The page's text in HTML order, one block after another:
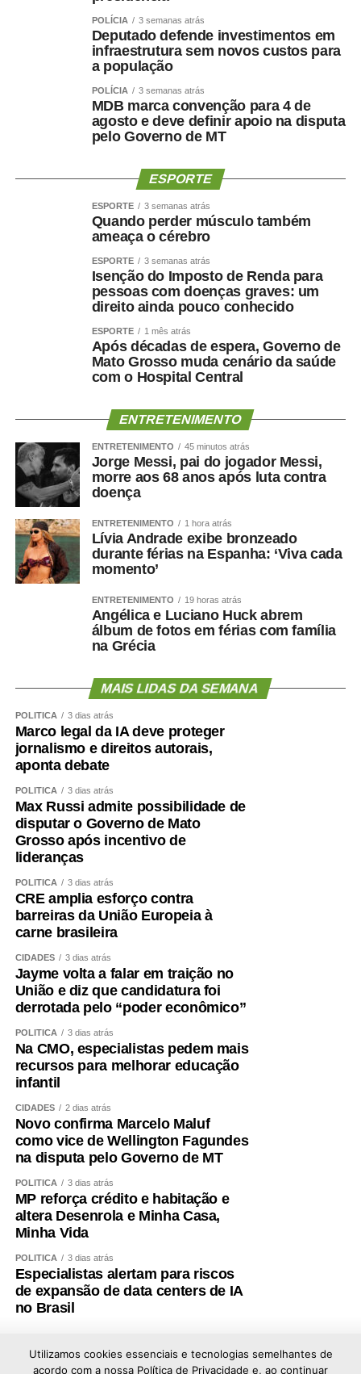
POLÍCIA 3 semanas atrás
Deputado defende investimentos em
infraestrutura sem novos custos para
a população
POLÍCIA 3 semanas atrás
MDB marca convenção para 4 de
agosto e deve definir apoio na disputa
pelo Governo de MT
ESPORTE
ESPORTE 3 semanas atrás
Quando perder músculo também
ameaça o cérebro
ESPORTE 3 semanas atrás
Isenção do Imposto de Renda para
pessoas com doenças graves: um
direito ainda pouco conhecido
ESPORTE 1 mês atrás
Após décadas de espera, Governo de
Mato Grosso muda cenário da saúde
com o Hospital Central
ENTRETENIMENTO
ENTRETENIMENTO 45 minutos atrás
Jorge Messi, pai do jogador Messi,
morre aos 68 anos após luta contra
doença
ENTRETENIMENTO 1 hora atrás
Lívia Andrade exibe bronzeado
durante férias na Espanha: ‘Viva cada
momento’
ENTRETENIMENTO 19 horas atrás
Angélica e Luciano Huck abrem
álbum de fotos em férias com família
na Grécia
MAIS LIDAS DA SEMANA
POLÍTICA 3 dias atrás
Marco legal da IA deve proteger
jornalismo e direitos autorais,
aponta debate
POLÍTICA 3 dias atrás
Max Russi admite possibilidade de
disputar o Governo de Mato
Grosso após incentivo de
lideranças
POLÍTICA 3 dias atrás
CRE amplia esforço contra
barreiras da União Europeia à
carne brasileira
CIDADES 3 dias atrás
Jayme volta a falar em traição no
União e diz que candidatura foi
derrotada pelo “poder econômico”
POLÍTICA 3 dias atrás
Na CMO, especialistas pedem mais
recursos para melhorar educação
infantil
CIDADES 2 dias atrás
Novo confirma Marcelo Maluf
como vice de Wellington Fagundes
na disputa pelo Governo de MT
POLÍTICA 3 dias atrás
MP reforça crédito e habitação e
altera Desenrola e Minha Casa,
Minha Vida
POLÍTICA 3 dias atrás
Especialistas alertam para riscos
de expansão de data centers de IA
no Brasil
Utilizamos cookies essenciais e tecnologias semelhantes de
acordo com a nossa Política de Privacidade e, ao continuar